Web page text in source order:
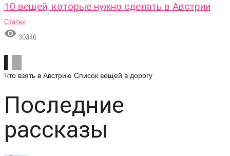
10 вещей, которые нужно сделать в Австрии
Статья
 30346
Что взять в Австрию Список вещей в дорогу
Последние
рассказы